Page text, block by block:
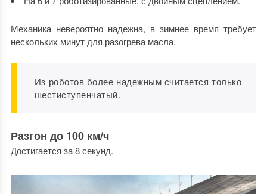
Механика невероятно надежна, в зимнее время требует
нескольких минут для разогрева масла.
Из роботов более надежным считается только
шестиступенчатый.
Разгон до 100 км/ч
Достигается за 8 секунд.